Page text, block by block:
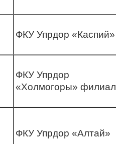
ФКУ Упрдор «Каспий»
ФКУ Упрдор
«Холмогоры» филиал
ФКУ Упрдор «Алтай»